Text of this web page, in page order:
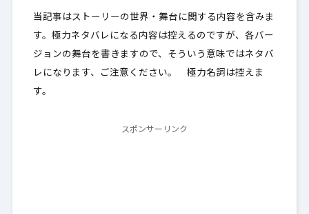
当記事はストーリーの世界・舞台に関する内容を含みま
す。極力ネタバレになる内容は控えるのですが、各バー
ジョンの舞台を書きますので、そういう意味ではネタバ
レになります、ご注意ください。 極力名詞は控えま
す。
スポンサーリンク